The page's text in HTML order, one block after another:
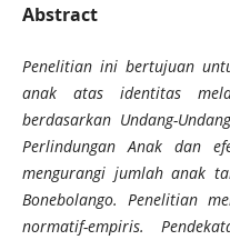
Abstract
Penelitian ini bertujuan
anak atas identitas
berdasarkan Undang-
Perlindungan Anak dan
mengurangi jumlah anak
Bonebolango. Penelitian
normatif-empiris.